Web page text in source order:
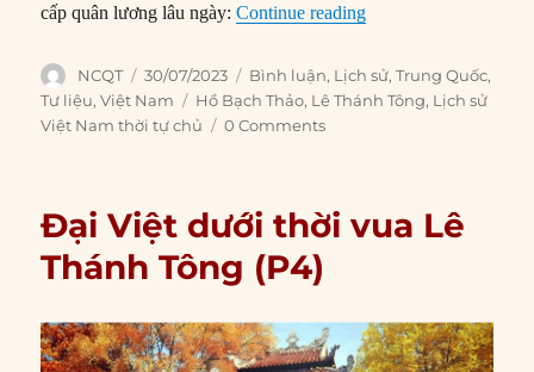
cấp quân lương lâu ngày:Continue reading“Đại Việt dưới thời
Author
NCQT
Posted
on
30/07/2023 Categories
Bình luận, Lịch sử,Trung Quốc,
Tư liệu,Việt Nam Tags
Hồ Bạch Thảo, Lê Thánh Tông, Lịch sử
Việt Nam thời tự chủ
0 Comments
Đại Việt dưới thời vua Lê
Thánh Tông (P4)